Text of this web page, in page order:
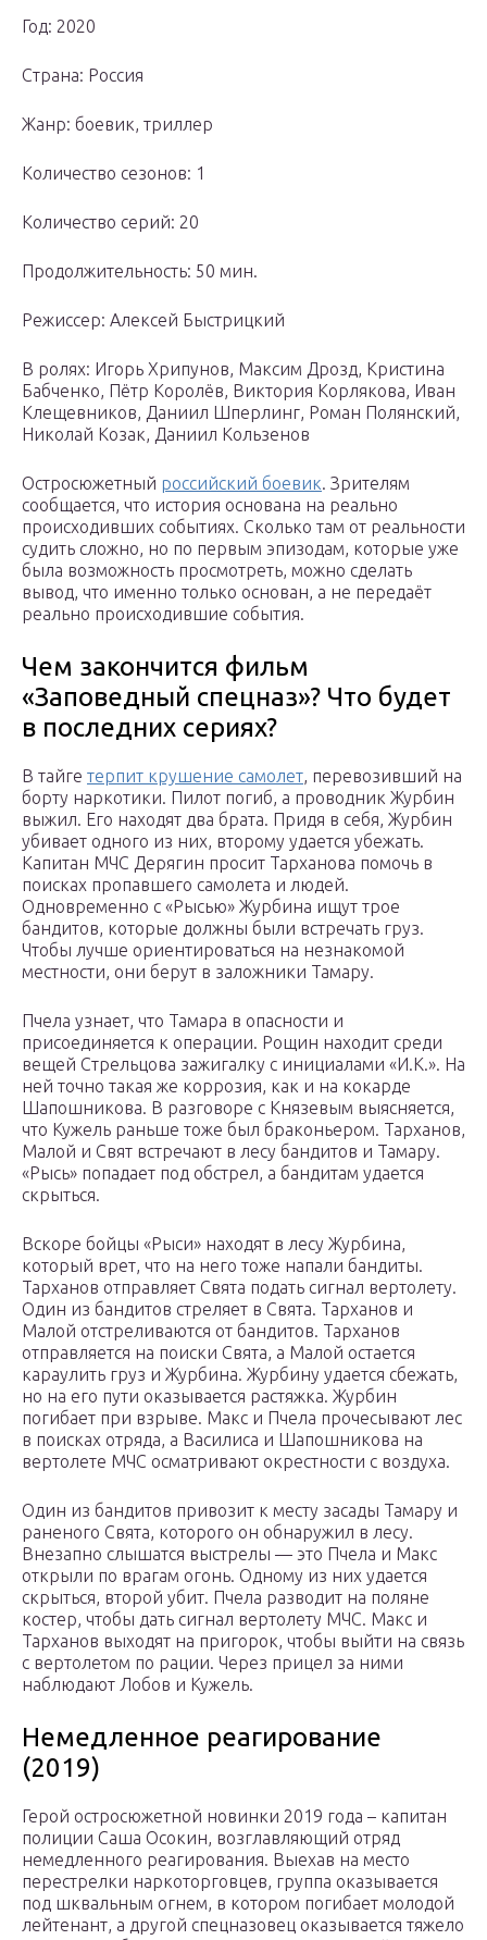
Год: 2020
Страна: Россия
Жанр: боевик, триллер
Количество сезонов: 1
Количество серий: 20
Продолжительность: 50 мин.
Режиссер: Алексей Быстрицкий
В ролях: Игорь Хрипунов, Максим Дрозд, Кристина
Бабченко, Пётр Королёв, Виктория Корлякова, Иван
Клещевников, Даниил Шперлинг, Роман Полянский,
Николай Козак, Даниил Кользенов
Остросюжетный российский боевик. Зрителям
сообщается, что история основана на реально
происходивших событиях. Сколько там от реальности
судить сложно, но по первым эпизодам, которые уже
была возможность просмотреть, можно сделать
вывод, что именно только основан, а не передаёт
реально происходившие события.
Чем закончится фильм
«Заповедный спецназ»? Что будет
в последних сериях?
В тайге терпит крушение самолет, перевозивший на
борту наркотики. Пилот погиб, а проводник Журбин
выжил. Его находят два брата. Придя в себя, Журбин
убивает одного из них, второму удается убежать.
Капитан МЧС Дерягин просит Тарханова помочь в
поисках пропавшего самолета и людей.
Одновременно с «Рысью» Журбина ищут трое
бандитов, которые должны были встречать груз.
Чтобы лучше ориентироваться на незнакомой
местности, они берут в заложники Тамару.
Пчела узнает, что Тамара в опасности и
присоединяется к операции. Рощин находит среди
вещей Стрельцова зажигалку с инициалами «И.К.». На
ней точно такая же коррозия, как и на кокарде
Шапошникова. В разговоре с Князевым выясняется,
что Кужель раньше тоже был браконьером. Тарханов,
Малой и Свят встречают в лесу бандитов и Тамару.
«Рысь» попадает под обстрел, а бандитам удается
скрыться.
Вскоре бойцы «Рыси» находят в лесу Журбина,
который врет, что на него тоже напали бандиты.
Тарханов отправляет Свята подать сигнал вертолету.
Один из бандитов стреляет в Свята. Тарханов и
Малой отстреливаются от бандитов. Тарханов
отправляется на поиски Свята, а Малой остается
караулить груз и Журбина. Журбину удается сбежать,
но на его пути оказывается растяжка. Журбин
погибает при взрыве. Макс и Пчела прочесывают лес
в поисках отряда, а Василиса и Шапошникова на
вертолете МЧС осматривают окрестности с воздуха.
Один из бандитов привозит к месту засады Тамару и
раненого Свята, которого он обнаружил в лесу.
Внезапно слышатся выстрелы — это Пчела и Макс
открыли по врагам огонь. Одному из них удается
скрыться, второй убит. Пчела разводит на поляне
костер, чтобы дать сигнал вертолету МЧС. Макс и
Тарханов выходят на пригорок, чтобы выйти на связь
с вертолетом по рации. Через прицел за ними
наблюдают Лобов и Кужель.
Немедленное реагирование
(2019)
Герой остросюжетной новинки 2019 года – капитан
полиции Саша Осокин, возглавляющий отряд
немедленного реагирования. Выехав на место
перестрелки наркоторговцев, группа оказывается
под шквальным огнем, в котором погибает молодой
лейтенант, а другой спецназовец оказывается тяжело